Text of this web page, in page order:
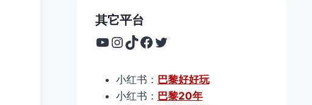
其它平台
YouTube
Instagram
TikTok
Facebook
Twitter
小红书： 巴黎好好玩
小红书： 巴黎20年